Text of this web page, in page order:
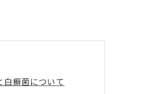
白癬菌について